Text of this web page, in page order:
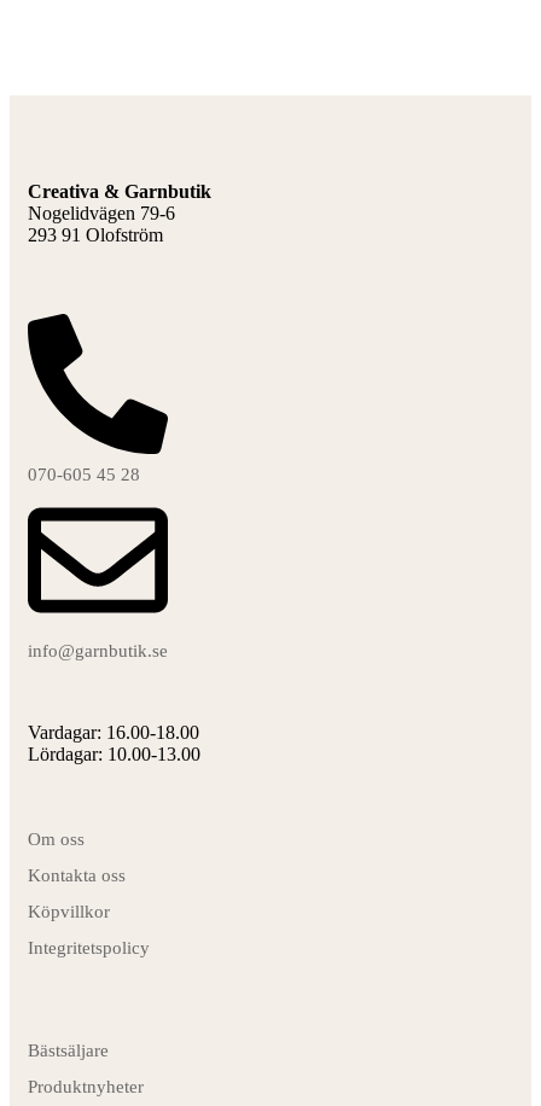
Creativa & Garnbutik
Nogelidvägen 79-6
293 91 Olofström
070-605 45 28
info@garnbutik.se
Vardagar: 16.00-18.00
Lördagar: 10.00-13.00
Om oss
Kontakta oss
Köpvillkor
Integritetspolicy
Bästsäljare
Produktnyheter